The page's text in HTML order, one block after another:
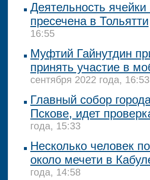
Деятельность ячейки
пресечена в Тольятти
16:55
Муфтий Гайнутдин
принять участие в
сентября 2022 года, 16:53
Главный собор
Пскове, идет
года, 15:33
Несколько человек
около мечети в
года, 14:58